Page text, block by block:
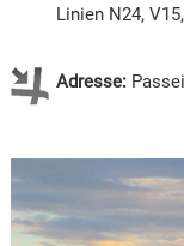
Linien N24,
Adresse: